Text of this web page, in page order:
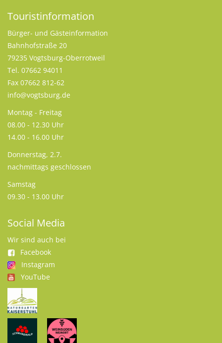
Touristinformation
Bürger- und Gästeinformation
Bahnhofstraße 20
79235 Vogtsburg-Oberrotweil
Tel. 07662 94011
Fax 07662 812-62
info@vogtsburg.de
Montag - Freitag
08.00 - 12.30 Uhr
14.00 - 16.00 Uhr
Donnerstag, 2.7.
nachmittags geschlossen
Samstag
09.30 - 13.00 Uhr
Social Media
Wir sind auch bei
Facebook
Instagram
YouTube